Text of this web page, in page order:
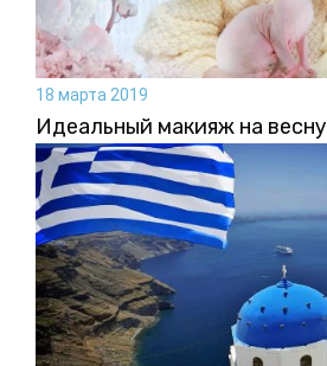
18 марта 2019
Идеальный макияж на весну